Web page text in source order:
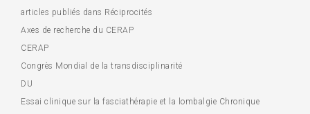
articles publiés dans Réciprocités
Axes de recherche du CERAP
CERAP
Congrès Mondial de la transdisciplinarité
DU
Essai clinique sur la fasciathérapie et la lombalgie Chronique